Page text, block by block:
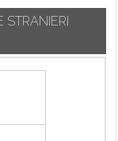
STRANIERI